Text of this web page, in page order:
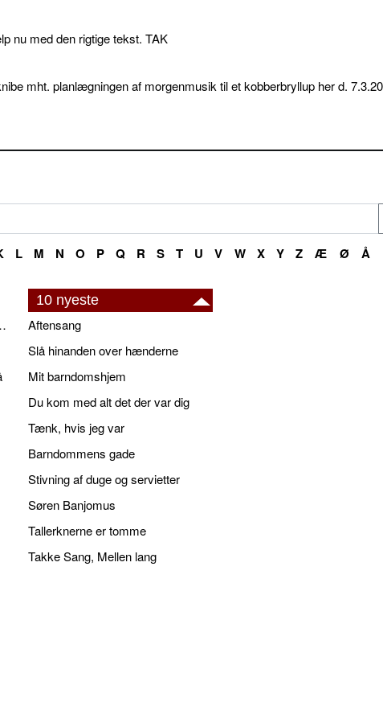
nu med den rigtige tekst. TAK
mht. planlægningen af morgenmusik til et kobberbryllup her d.
L M N O P Q R S T U V W X Y Z Æ Ø Å
husbond
10 nyeste
Aftensang
Slå hinanden over hænderne
Mit barndomshjem
Du kom med alt det der var dig
Tænk, hvis jeg var
Barndommens gade
Stivning af duge og servietter
Søren Banjomus
Tallerknerne er tomme
Takke Sang, Mellen lang